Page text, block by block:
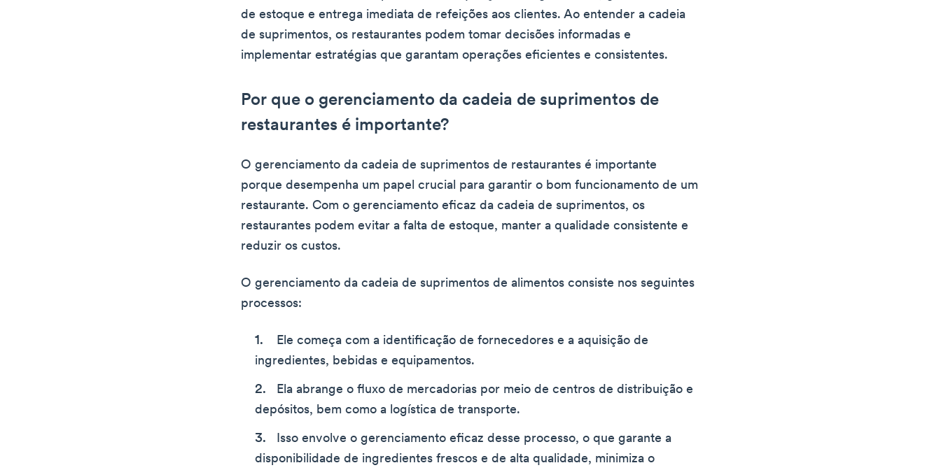
de estoque e entrega imediata de refeições aos clientes. Ao entender a cadeia
de suprimentos, os restaurantes podem tomar decisões informadas e
implementar estratégias que garantam operações eficientes e consistentes.
Por que o gerenciamento da cadeia de suprimentos de
restaurantes é importante?
O gerenciamento da cadeia de suprimentos de restaurantes é importante
porque desempenha um papel crucial para garantir o bom funcionamento de um
restaurante. Com o gerenciamento eficaz da cadeia de suprimentos, os
restaurantes podem evitar a falta de estoque, manter a qualidade consistente e
reduzir os custos.
O gerenciamento da cadeia de suprimentos de alimentos consiste nos seguintes
processos:
Ele começa com a identificação de fornecedores e a aquisição de
ingredientes, bebidas e equipamentos.
Ela abrange o fluxo de mercadorias por meio de centros de distribuição e
depósitos, bem como a logística de transporte.
Isso envolve o gerenciamento eficaz desse processo, o que garante a
disponibilidade de ingredientes frescos e de alta qualidade, minimiza o